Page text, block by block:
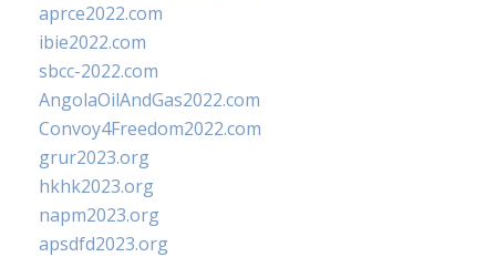
aprce2022.com
ibie2022.com
sbcc-2022.com
AngolaOilAndGas2022.com
Convoy4Freedom2022.com
grur2023.org
hkhk2023.org
napm2023.org
apsdfd2023.org